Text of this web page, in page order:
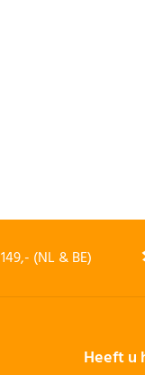
(NL & BE)
Heeft u